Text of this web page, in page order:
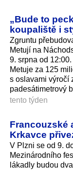
„Bude to
koupaliště i
Zgruntu
Metují na
9. srpna od
Metuje za 125
s oslavami výročí
padesátimetrový
tento týden
Francouzské
Krkavce
V Plzni se od 9.
Mezinárodního
lákadly budou